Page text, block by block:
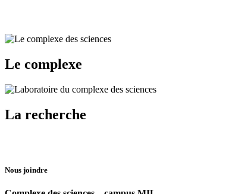
Le complexe
La recherche
Nous joindre